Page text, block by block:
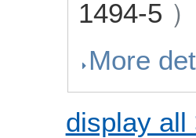
1494-5
More
display all